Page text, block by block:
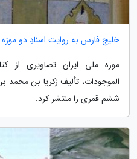
خلیج فارس به روایت اسنادِ دو
موزه ملی ایران تصاویری از
الموجودات، تألیف زکریا بن محمد
ششم قمری را منتشر کرد.